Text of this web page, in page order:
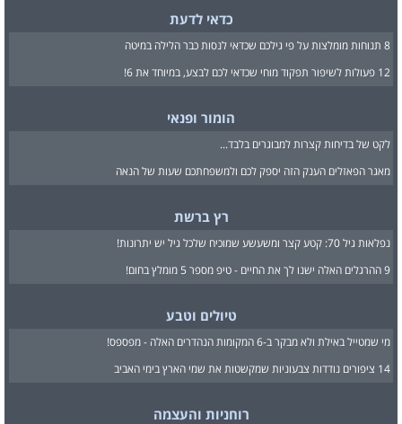
כדאי לדעת
8 תנוחות מומלצות על פי גילכם שכדאי לנסות כבר הלילה במיטה
12 פעולות לשיפור תפקוד מוחי שכדאי לכם לבצע, במיוחד את 6!
הומור ופנאי
לקט של בדיחות קצרות למבוגרים בלבד...
מאגר הפאזלים הענק הזה יספק לכם ולמשפחתכם שעות של הנאה
רץ ברשת
נפלאות גיל 70: קטע קצר ומשעשע שמוכיח שלכל גיל יש יתרונות!
9 ההרגלים האלה ישנו לך את החיים - טיפ מספר 5 מומלץ בחום!
טיולים וטבע
מי שמטייל באילת ולא מבקר ב-6 המקומות הנהדרים האלה - מפספס!
14 ציפורים נודדות צבעוניות שמקשטות את שמי הארץ בימי האביב
רוחניות והעצמה